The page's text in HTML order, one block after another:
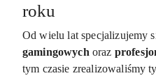
roku
Od wielu lat specjalizujemy
gamingowych oraz
tym czasie zrealizowaliśmy